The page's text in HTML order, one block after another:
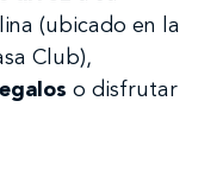
(ubicado en la
Club),
o disfrutar